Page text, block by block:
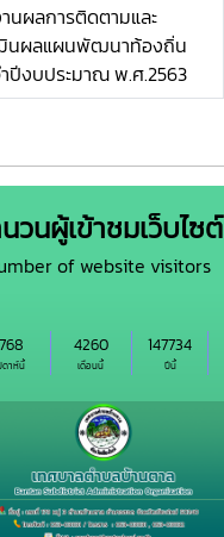
นผลการติดตามและ
มินผลแผนพัฒนาท้องถิ่น
ำปีงบประมาณ พ.ศ.2563
วนผู้เข้าชมเว็บไซต์
of website visitors
าห์นี้ เดือนนี้
4260
ปีนี้
147734